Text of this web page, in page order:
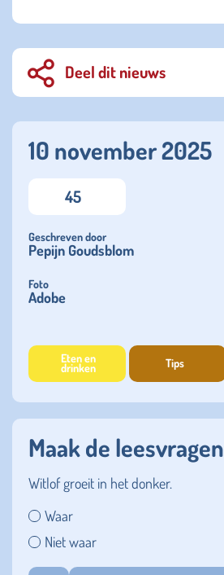
Deel dit nieuws
10 november 2025
45
Geschreven door
Pepijn Goudsblom
Foto
Adobe
Eten en
drinken Tips
Maak de leesvragen
Witlof groeit in het donker.
Waar
Niet waar